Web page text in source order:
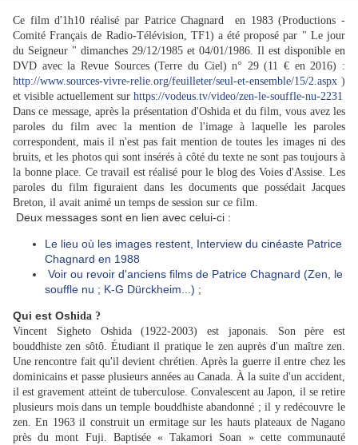
Ce film d'1h10 réalisé par Patrice Chagnard en 1983 (Productions -
Comité Français de Radio-Télévision, TF1) a été proposé par " Le jour
du Seigneur " dimanches 29/12/1985 et 04/01/1986. Il est disponible en
DVD avec la Revue Sources (Terre du Ciel) n° 29 (11 € en 2016) :
http://www.sources-vivre-relie.org/feuilleter/seul-et-ensemble/15/2.aspx )
et visible actuellement sur https://vodeus.tv/video/zen-le-souffle-nu-2231
Dans ce message, après la présentation d'Oshida et du film, vous avez les
paroles du film avec la mention de l'image à laquelle les paroles
correspondent, mais il n'est pas fait mention de toutes les images ni des
bruits, et les photos qui sont insérés à côté du texte ne sont pas toujours à
la bonne place. Ce travail est réalisé pour le blog des Voies d'Assise. Les
paroles du film figuraient dans les documents que possédait Jacques
Breton, il avait animé un temps de session sur ce film.
Deux messages sont en lien avec celui-ci :
Le lieu où les images restent, Interview du cinéaste Patrice
Chagnard en 1988
Voir ou revoir d'anciens films de Patrice Chagnard (Zen, le
souffle nu ; K-G Dürckheim...) ;
Qui est Oshida ?
Vincent Sigheto Oshida (1922-2003) est japonais. Son père est
bouddhiste zen sôtô. Étudiant il pratique le zen auprès d'un maître zen.
Une rencontre fait qu'il devient chrétien. Après la guerre il entre chez les
dominicains et passe plusieurs années au Canada. À la suite d'un accident,
il est gravement atteint de tuberculose. Convalescent au Japon, il se retire
plusieurs mois dans un temple bouddhiste abandonné ; il y redécouvre le
zen. En 1963 il construit un ermitage sur les hauts plateaux de Nagano
près du mont Fuji. Baptisée « Takamori Soan » cette communauté